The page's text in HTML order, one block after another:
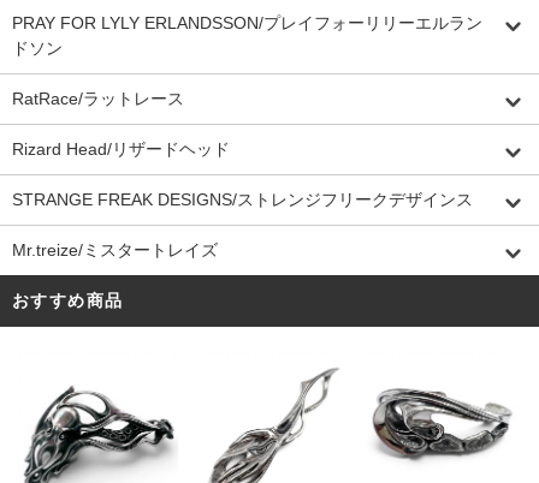
PRAY FOR LYLY ERLANDSSON/プレイフォーリリーエルラン
ドソン
RatRace/ラットレース
Rizard Head/リザードヘッド
STRANGE FREAK DESIGNS/ストレンジフリークデザインス
Mr.treize/ミスタートレイズ
おすすめ商品